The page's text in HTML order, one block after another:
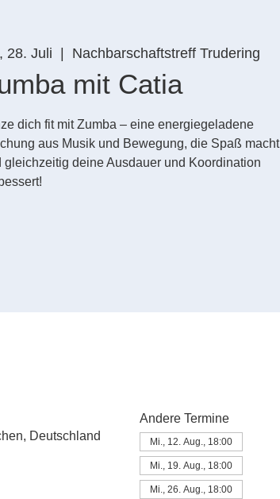
28. Juli Nachbarschaftstreff Trudering
mit Catia
dich fit mit Zumba – eine energiegeladene
aus Musik und Bewegung, die Spaß macht
gleichzeitig deine Ausdauer und Koordination
Deutschland
Andere Termine
Mi., 12. Aug., 18:00
Mi., 19. Aug., 18:00
Mi., 26. Aug., 18:00